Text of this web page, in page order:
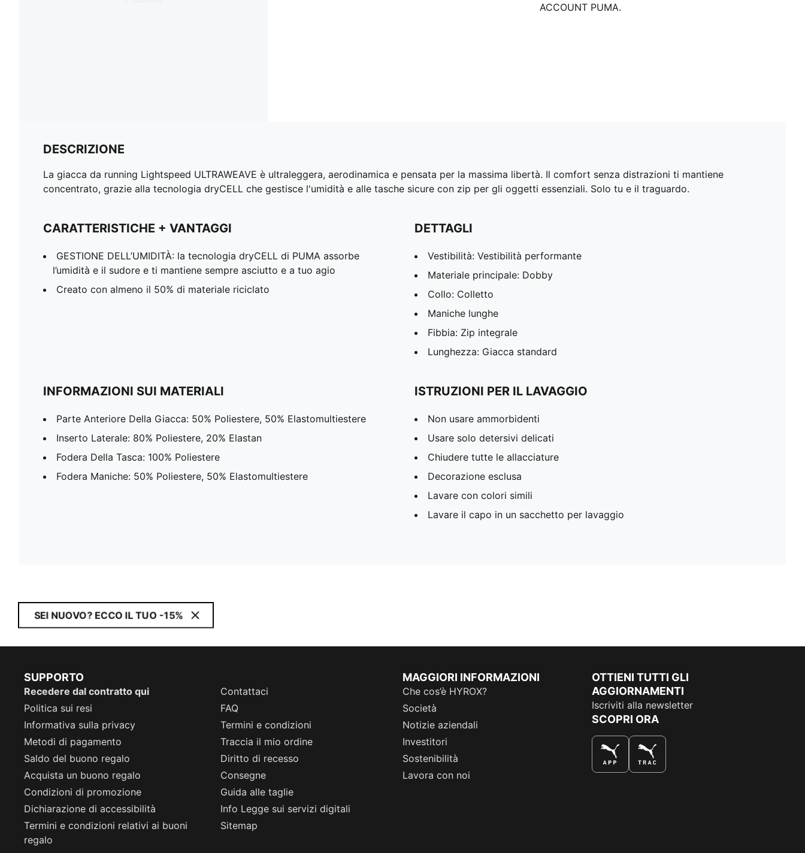
ACCOUNT PUMA.
DESCRIZIONE
La giacca da running Lightspeed ULTRAWEAVE è ultraleggera, aerodinamica e pensata per la massima libertà. Il comfort senza distrazioni ti mantiene
concentrato, grazie alla tecnologia dryCELL che gestisce l'umidità e alle tasche sicure con zip per gli oggetti essenziali. Solo tu e il traguardo.
CARATTERISTICHE + VANTAGGI
GESTIONE DELL’UMIDITÀ: la tecnologia dryCELL di PUMA assorbe
l’umidità e il sudore e ti mantiene sempre asciutto e a tuo agio
Creato con almeno il 50% di materiale riciclato
DETTAGLI
Vestibilità: Vestibilità performante
Materiale principale: Dobby
Collo: Colletto
Maniche lunghe
Fibbia: Zip integrale
Lunghezza: Giacca standard
INFORMAZIONI SUI MATERIALI
Parte Anteriore Della Giacca: 50% Poliestere, 50% Elastomultiestere
Inserto Laterale: 80% Poliestere, 20% Elastan
Fodera Della Tasca: 100% Poliestere
Fodera Maniche: 50% Poliestere, 50% Elastomultiestere
ISTRUZIONI PER IL LAVAGGIO
Non usare ammorbidenti
Usare solo detersivi delicati
Chiudere tutte le allacciature
Decorazione esclusa
Lavare con colori simili
Lavare il capo in un sacchetto per lavaggio
SEI NUOVO? ECCO IL TUO -15%
SUPPORTO
Recedere dal contratto qui
Contattaci
Politica sui resi
FAQ
Informativa sulla privacy
Termini e condizioni
Metodi di pagamento
Traccia il mio ordine
Saldo del buono regalo
Diritto di recesso
Acquista un buono regalo
Consegne
Condizioni di promozione
Guida alle taglie
Dichiarazione di accessibilità
Info Legge sui servizi digitali
Termini e condizioni relativi ai buoni
regalo
Sitemap
MAGGIORI INFORMAZIONI
Che cos’è HYROX?
Società
Notizie aziendali
Investitori
Sostenibilità
Lavora con noi
OTTIENI TUTTI GLI
AGGIORNAMENTI
Iscriviti alla newsletter
SCOPRI ORA